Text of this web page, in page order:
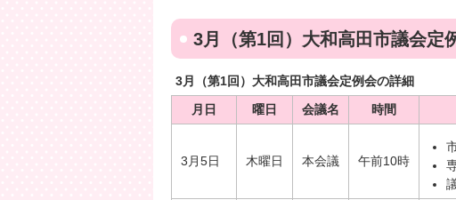
3月（第1回）大和高田市議会定
3月（第1回）大和高田市議会定例会の詳細
月日
曜日 会議名 時間
3月5日 木曜日 本会議 午前10時